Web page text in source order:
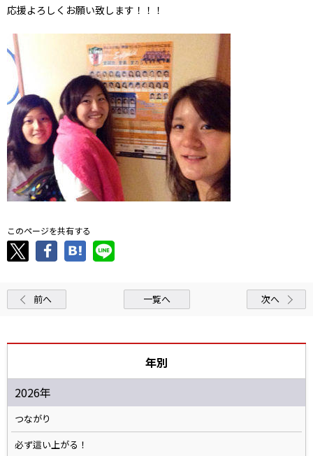
応援よろしくお願い致します！！！
このページを共有する
前へ 一覧へ 次へ
年別
2026年
つながり
必ず這い上がる！